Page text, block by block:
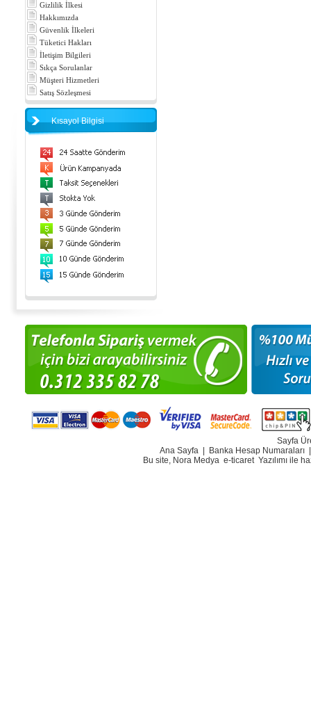
Gizlilik İlkesi
Hakkımızda
Güvenlik İlkeleri
Tüketici Hakları
İletişim Bilgileri
Sıkça Sorulanlar
Müşteri Hizmetleri
Satış Sözleşmesi
Kısayol Bilgisi
Sayfa
Ana Sayfa
Banka Hesap Numaraları
Bu site, Nora Medya e-ticaret Yazılımı ile